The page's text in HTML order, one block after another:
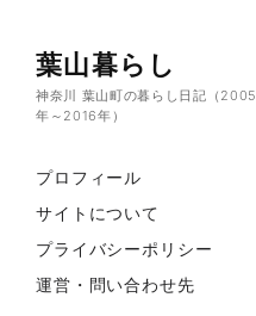
葉山暮らし
神奈川 葉山町の暮らし日記（2005
年～2016年）
プロフィール
サイトについて
プライバシーポリシー
運営・問い合わせ先